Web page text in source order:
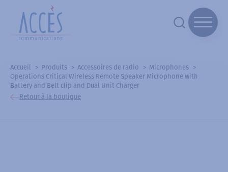
Accueil Produits Accessoires de radio
Microphones
Operations Critical Wireless Remote Speaker Microphone with
Battery and Belt clip and Dual Unit Charger
Retour à la boutique